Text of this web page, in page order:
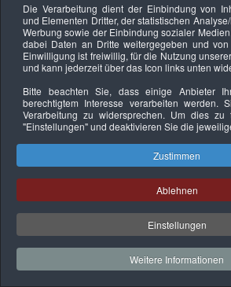
Keine Termine
Datenschutzerklärung Urheberrechtsnachweise
Copyright © 2026. Bundesverband
Sachverständiger und Fachgutachter
Die Verarbeitung dient der Einbindung von
und Elementen Dritter, der statistischen
Werbung sowie der Einbindung sozialer
dabei Daten an Dritte weitergegeben und
Einwilligung ist freiwillig, für die Nutzung
und kann jederzeit über das Icon links unten
Bitte beachten Sie, dass einige Anbieter
berechtigtem Interesse verarbeiten werden.
Verarbeitung zu widersprechen. Um dies
"Einstellungen"und deaktivieren Sie die
Zustimmen
Ablehnen
Einstellungen
Weitere Informationen